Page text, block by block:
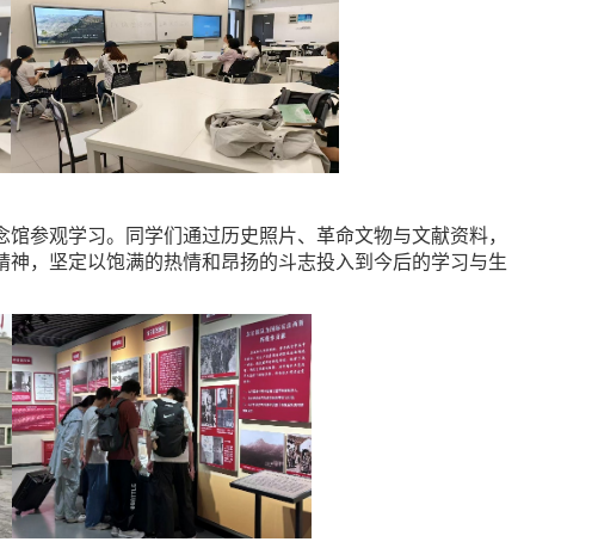
参观学习。同学们通过历史照片、革命文物与文献资料，
，坚定以饱满的热情和昂扬的斗志投入到今后的学习与生